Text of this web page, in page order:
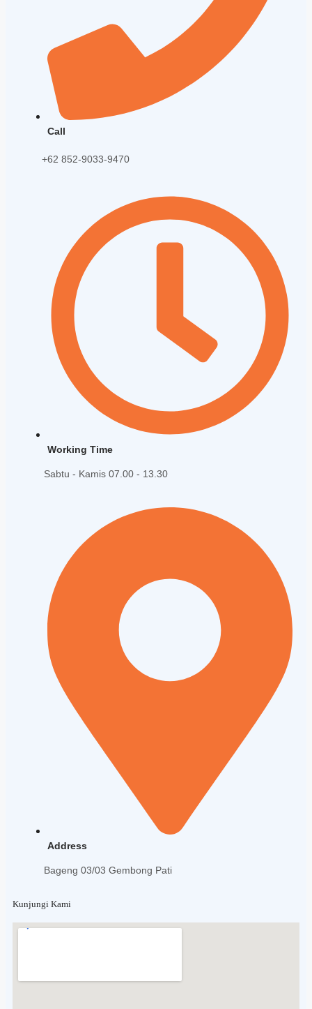
Call
+62 852-9033-9470
Working Time
Sabtu - Kamis 07.00 - 13.30
Address
Bageng 03/03 Gembong Pati
Kunjungi Kami